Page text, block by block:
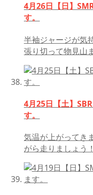
4月26日【日】
す。
半袖ジャージが気
張り切って物見山
4月25日【土】
す。
気温が上がってき
がら走りましょう！